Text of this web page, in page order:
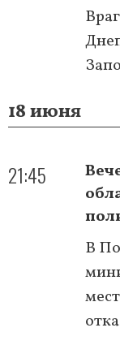
18 июня
21:45
В